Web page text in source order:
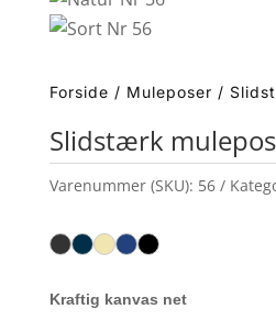
Forside / Muleposer /
Slidstærk
Varenummer (SKU): 56
Kraftig kanvas net